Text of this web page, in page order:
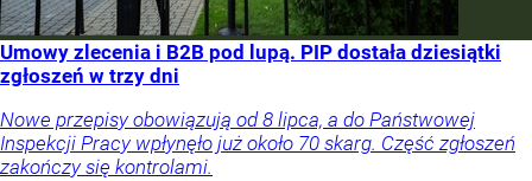
Umowy zlecenia i B2B pod lupą. PIP dostała dziesiątki
zgłoszeń w trzy dni
Nowe przepisy obowiązują od 8 lipca, a do Państwowej
Inspekcji Pracy wpłynęło już około 70 skarg. Część zgłoszeń
zakończy się kontrolami.